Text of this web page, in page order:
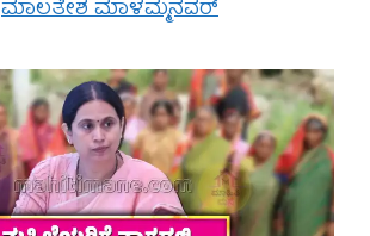
ಮಾಲತೇಶ ಮಾಳಮ್ಮನವರ್